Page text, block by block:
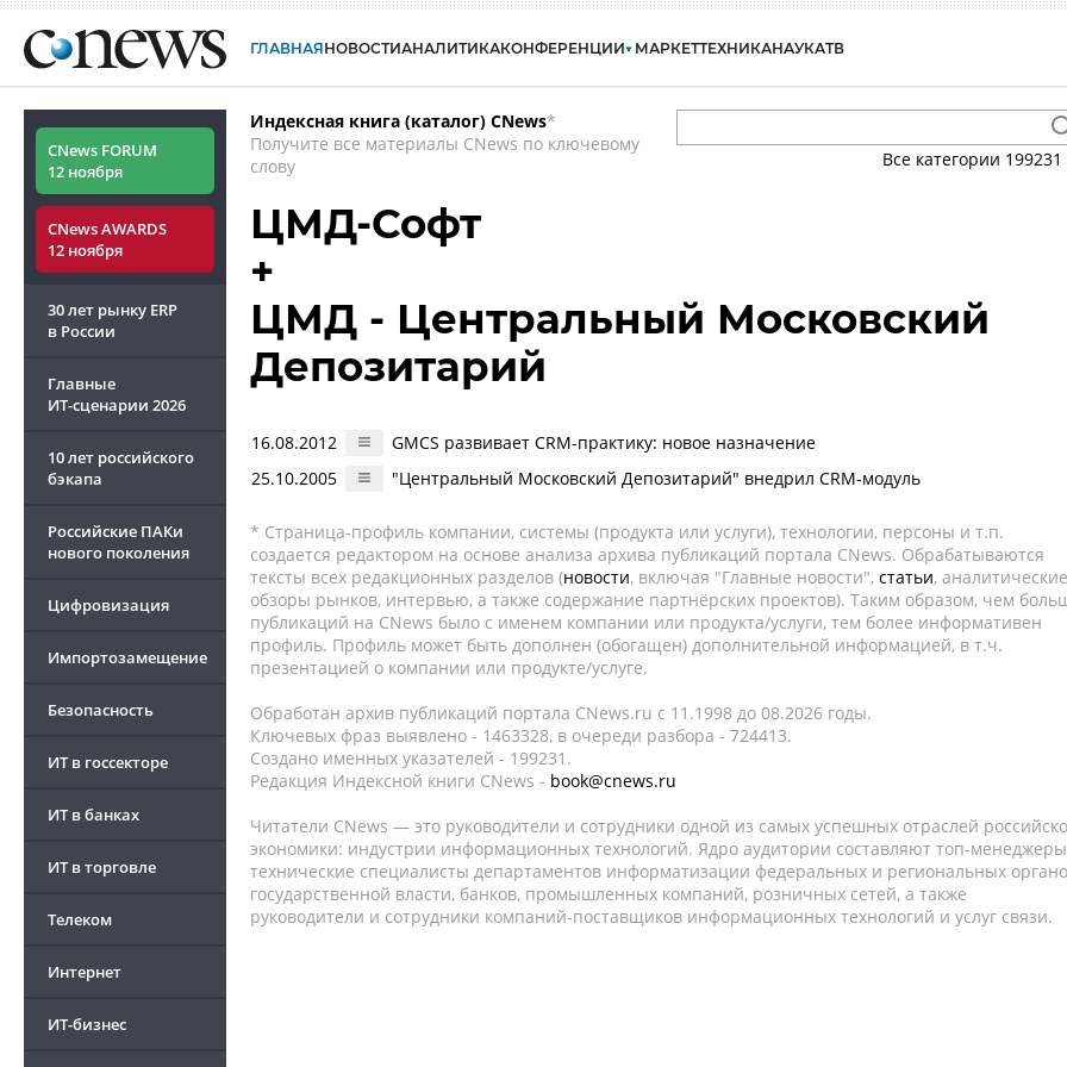
ГЛАВНАЯНОВОСТИАНАЛИТИКАКОНФЕРЕНЦИИ МАРКЕТТЕХНИКАНАУКАТВ
CNews FORUM
12 ноября
CNews AWARDS
12 ноября
30 лет рынку ERP
в России
Главные
ИТ-сценарии 2026
10 лет российского
бэкапа
Российские ПАКи
нового поколения
Цифровизация
Импортозамещение
Безопасность
ИТ в госсекторе
ИТ в банках
ИТ в торговле
Телеком
Интернет
ИТ-бизнес
Индексная книга (каталог) CNews*
Получите все материалы CNews по ключевому
слову
Все категории 199231
ЦМД-Софт
+
ЦМД - Центральный Московский
Депозитарий
16.08.2012
GMCS развивает CRM-практику: новое назначение
25.10.2005
"Центральный Московский Депозитарий" внедрил CRM-модуль
* Страница-профиль компании, системы (продукта или услуги), технологии, персоны и т.п.
создается редактором на основе анализа архива публикаций портала CNews. Обрабатываются
тексты всех редакционных разделов (новости, включая "Главные новости", статьи, аналитические
обзоры рынков, интервью, а также содержание партнёрских проектов). Таким образом, чем
публикаций на CNews было с именем компании или продукта/услуги, тем более информативен
профиль. Профиль может быть дополнен (обогащен) дополнительной информацией, в т.ч.
презентацией о компании или продукте/услуге.
Обработан архив публикаций портала CNews.ru c 11.1998 до 08.2026 годы.
Ключевых фраз выявлено - 1463328, в очереди разбора - 724413.
Создано именных указателей - 199231.
Редакция Индексной книги CNews - book@cnews.ru
Читатели CNews — это руководители и сотрудники одной из самых успешных отраслей
экономики: индустрии информационных технологий. Ядро аудитории составляют топ-
технические специалисты департаментов информатизации федеральных и региональных
государственной власти, банков, промышленных компаний, розничных сетей, а также
руководители и сотрудники компаний-поставщиков информационных технологий и услуг связи.